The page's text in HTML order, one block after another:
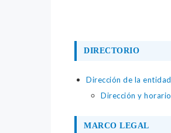
DIRECTORIO
Dirección de la entidad
Dirección y horario
MARCO LEGAL